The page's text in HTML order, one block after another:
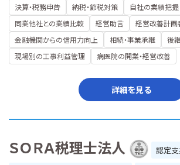
決算・税務申告
納税・節税対策 自社の業績把握
同業他社との業績比較
経営助言
経営改善計画
金融機関からの信用力向上
相続・事業承継
後
現場別の工事利益管理
病医院の開業・経営改善
詳細を見る
ＳＯＲＡ税理士法人
認定